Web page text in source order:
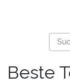
Beste